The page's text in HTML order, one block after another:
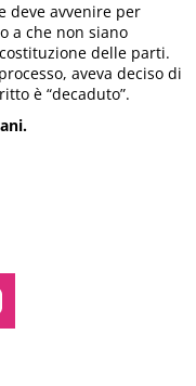
deve avvenire per
a che non siano
delle parti.
aveva deciso di
è “decaduto”.